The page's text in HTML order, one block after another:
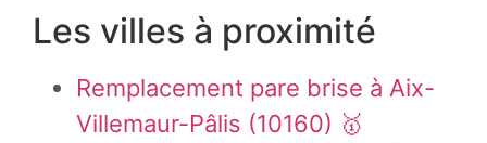
Les villes à proximité
Remplacement pare brise à Aix-
Villemaur-Pâlis (10160) 🥇